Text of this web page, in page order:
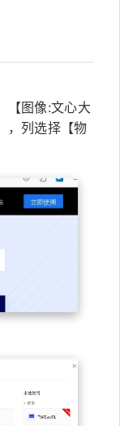
【图像:文心大
，列选择【物